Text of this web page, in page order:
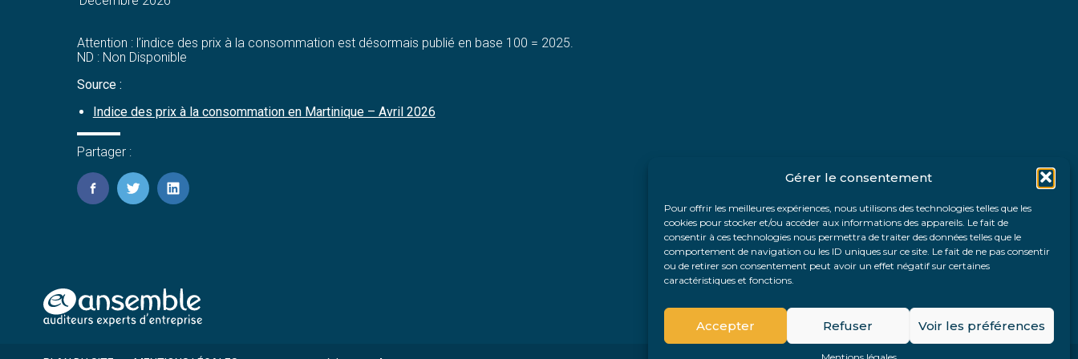
Gérer le consentement
Pour offrir les meilleures expériences, nous utilisons des technologies telles que les
cookies pour stocker et/ou accéder aux informations des appareils. Le fait de
consentir à ces technologies nous permettra de traiter des données telles que le
comportement de navigation ou les ID uniques sur ce site. Le fait de ne pas consentir
ou de retirer son consentement peut avoir un effet négatif sur certaines
caractéristiques et fonctions.
Accepter Refuser Voir les préférences
Attention : l’indice des prix à la consommation est désormais publié en base 100 = 2025.
ND : Non Disponible
Source :
Indice des prix à la consommation en Martinique – Avril 2026
Partager :
FaceBook
TwitterLinkedIn